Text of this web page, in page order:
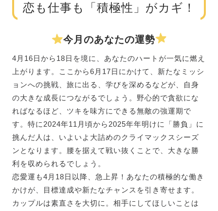
恋も仕事も「積極性」がカギ！
今月のあなたの運勢
4月16日から18日を境に、あなたのハートが一気に燃え
上がります。ここから6月17日にかけて、新たなミッシ
ョンへの挑戦、旅に出る、学びを深めるなどが、自身
の大きな成長につながるでしょう。野心的で貪欲にな
ればなるほど、ツキを味方にできる無敵の強運期で
す。特に2024年11月頃から2025年年明けに「勝負」に
挑んだ人は、いよいよ大詰めのクライマックスシーズ
ンとなります。腰を据えて戦い抜くことで、大きな勝
利を収められるでしょう。
恋愛運も4月18日以降、急上昇！あなたの積極的な働き
かけが、目標達成や新たなチャンスを引き寄せます。
カップルは素直さを大切に。相手にしてほしいことは